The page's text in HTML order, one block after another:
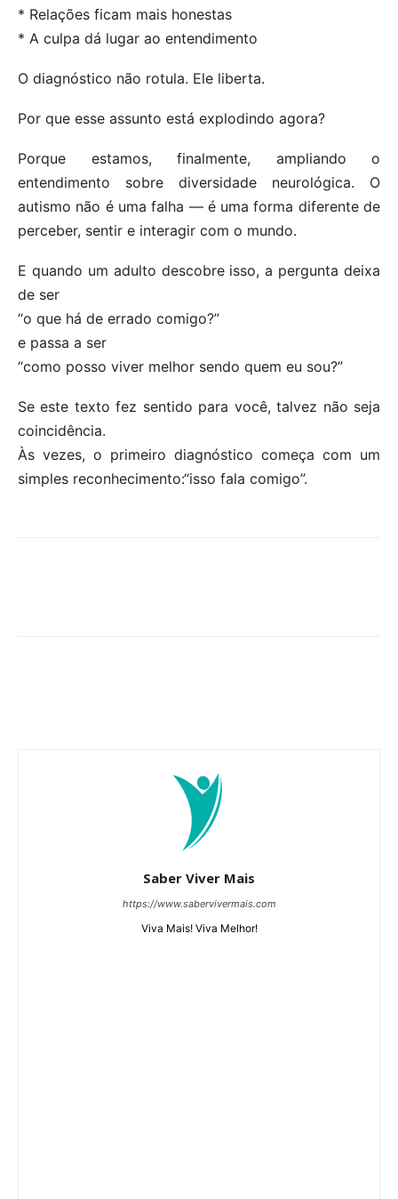
* Relações ficam mais honestas
* A culpa dá lugar ao entendimento
O diagnóstico não rotula. Ele liberta.
Por que esse assunto está explodindo agora?
Porque estamos, finalmente, ampliando o
entendimento sobre diversidade neurológica. O
autismo não é uma falha — é uma forma diferente de
perceber, sentir e interagir com o mundo.
E quando um adulto descobre isso, a pergunta deixa
de ser
“o que há de errado comigo?”
e passa a ser
“como posso viver melhor sendo quem eu sou?”
Se este texto fez sentido para você, talvez não seja
coincidência.
Às vezes, o primeiro diagnóstico começa com um
simples reconhecimento:“isso fala comigo”.
Saber Viver Mais
https://www.sabervivermais.com
Viva Mais! Viva Melhor!